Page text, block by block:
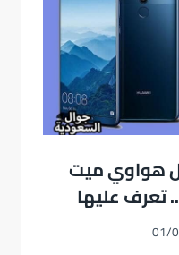
هواوي ميت
01/